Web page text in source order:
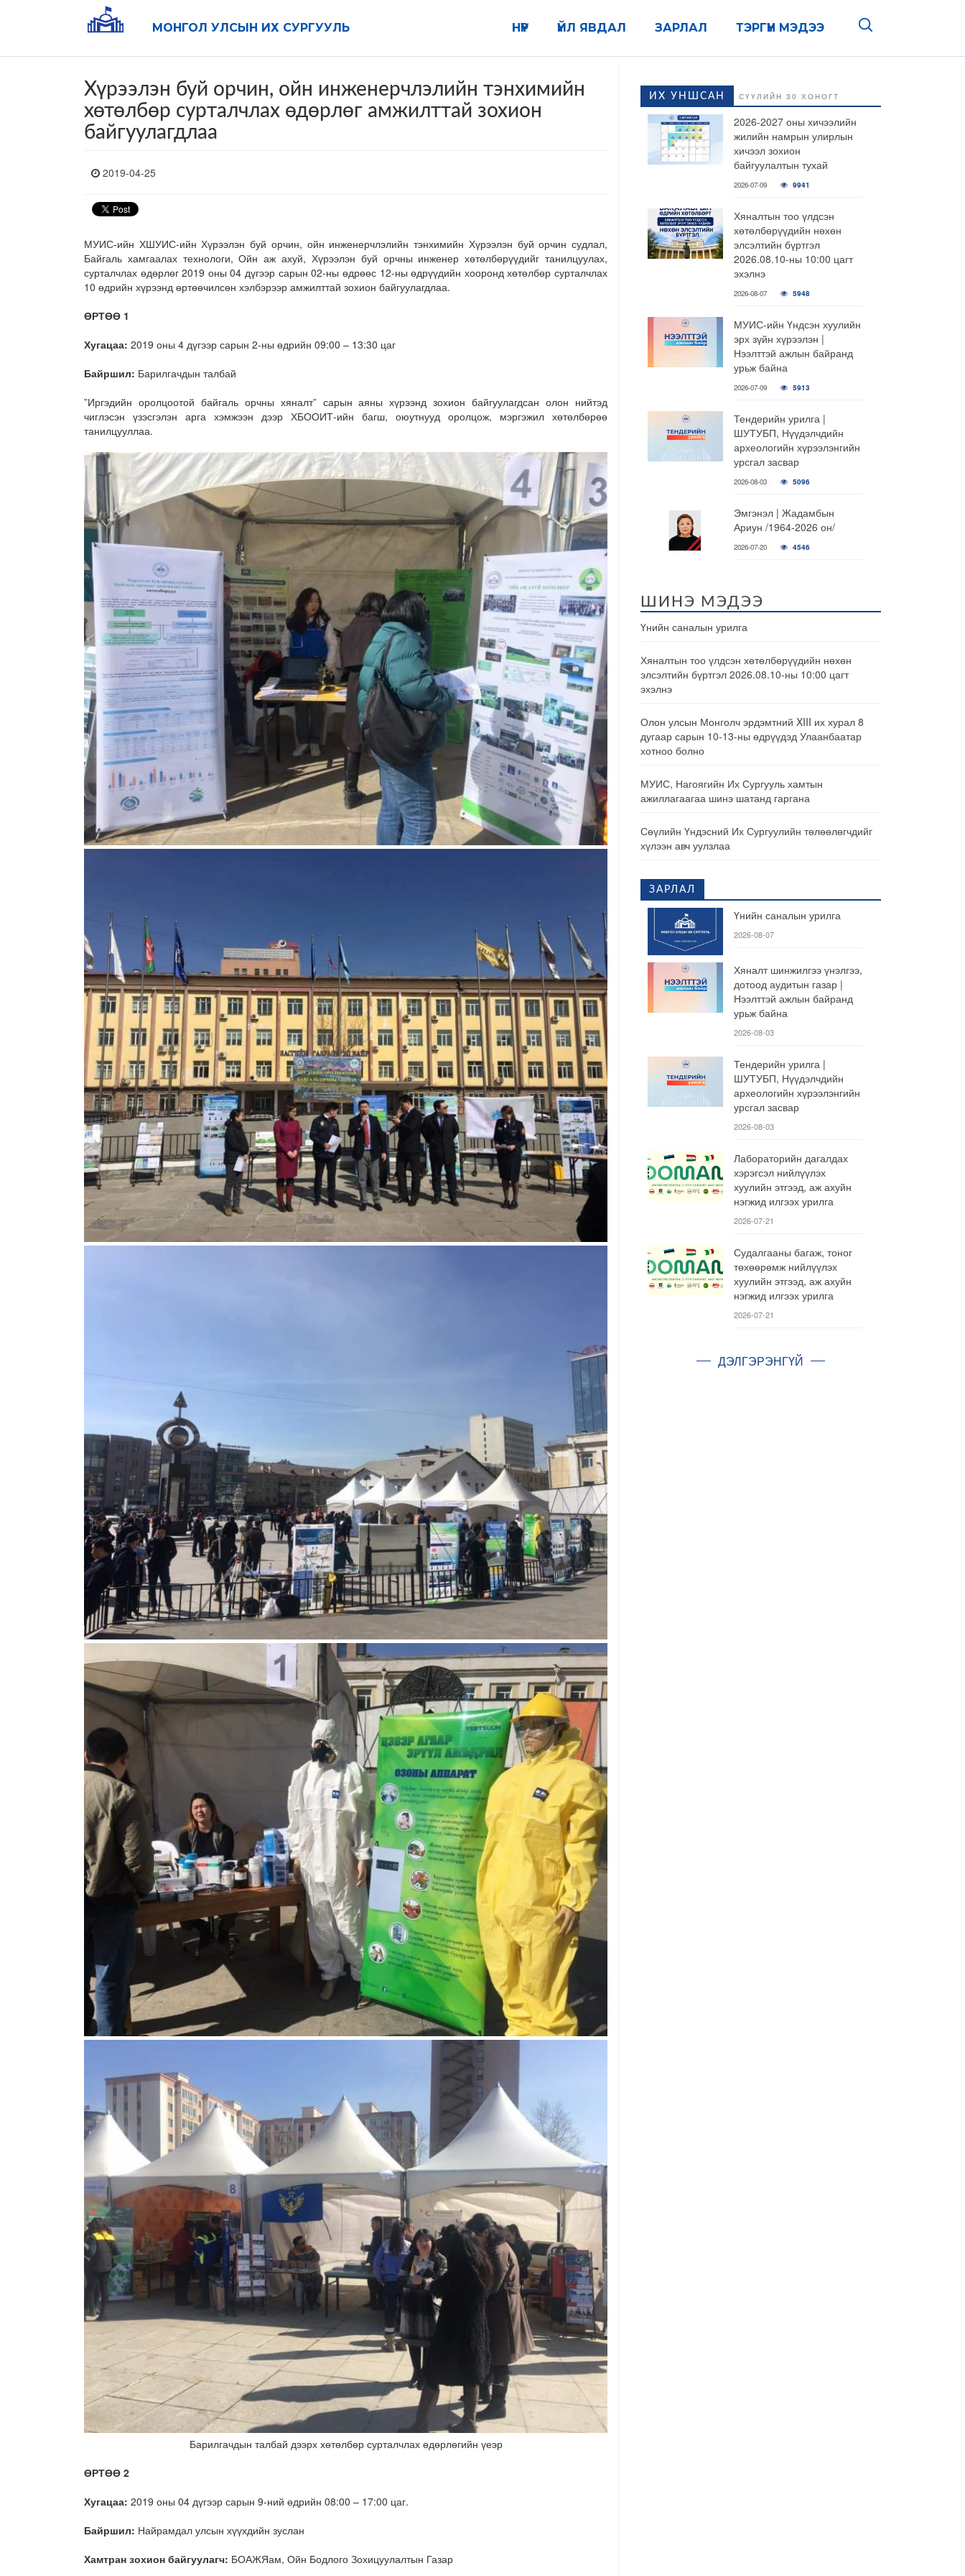
МОНГОЛ УЛСЫН ИХ СУРГУУЛЬ ТЭРГҮҮН МЭДЭЭ
ЗАРЛАЛ
ҮЙЛ ЯВДАЛ
НҮҮР
Хүрээлэн буй орчин, ойн инженерчлэлийн тэнхимийн
хөтөлбөр сурталчлах өдөрлөг амжилттай зохион
байгуулагдлаа
2019-04-25
МУИС-ийн ХШУИС-ийн Хүрээлэн буй орчин, ойн инженерчлэлийн тэнхимийн Хүрээлэн буй орчин судлал,
Байгаль хамгаалах технологи, Ойн аж ахуй, Хүрээлэн буй орчны инженер хөтөлбөрүүдийг танилцуулах,
сурталчлах өдөрлөг 2019 оны 04 дүгээр сарын 02-ны өдрөөс 12-ны өдрүүдийн хооронд хөтөлбөр сурталчлах
10 өдрийн хүрээнд өртөөчилсөн хэлбэрээр амжилттай зохион байгуулагдлаа.
ӨРТӨӨ 1
Хугацаа: 2019 оны 4 дүгээр сарын 2-ны өдрийн 09:00 – 13:30 цаг
Байршил: Барилгачдын талбай
”Иргэдийн оролцоотой байгаль орчны хяналт” сарын аяны хүрээнд зохион байгуулагдсан олон нийтэд
чиглэсэн үзэсгэлэн арга хэмжээн дээр ХБООИТ-ийн багш, оюутнууд оролцож, мэргэжил хөтөлбөрөө
танилцууллаа.
Барилгачдын талбай дээрх хөтөлбөр сурталчлах өдөрлөгийн үеэр
ӨРТӨӨ 2
Хугацаа: 2019 оны 04 дүгээр сарын 9-ний өдрийн 08:00 – 17:00 цаг.
Байршил: Найрамдал улсын хүүхдийн зуслан
Хамтран зохион байгуулагч: БОАЖЯам, Ойн Бодлого Зохицуулалтын Газар
ИХ УНШСАН СҮҮЛИЙН 30 ХОНОГТ
2026-2027 оны хичээлийн
жилийн намрын улирлын
хичээл зохион
байгуулалтын тухай
2026-07-09 9941
Хяналтын тоо үлдсэн
хөтөлбөрүүдийн нөхөн
элсэлтийн бүртгэл
2026.08.10-ны 10:00 цагт
эхэлнэ
2026-08-07 5948
МУИС-ийн Үндсэн хуулийн
эрх зүйн хүрээлэн |
Нээлттэй ажлын байранд
урьж байна
2026-07-09 5913
Тендерийн урилга |
ШУТУБП, Нүүдэлчдийн
археологийн хүрээлэнгийн
урсгал засвар
2026-08-03 5096
Эмгэнэл | Жадамбын
Ариун /1964-2026 он/
2026-07-20 4546
ШИНЭ МЭДЭЭ
Үнийн саналын урилга
Хяналтын тоо үлдсэн хөтөлбөрүүдийн нөхөн
элсэлтийн бүртгэл 2026.08.10-ны 10:00 цагт
эхэлнэ
Олон улсын Монголч эрдэмтний XIII их хурал 8
дугаар сарын 10-13-ны өдрүүдэд Улаанбаатар
хотноо болно
МУИС, Нагоягийн Их Сургууль хамтын
ажиллагаагаа шинэ шатанд гаргана
Сөүлийн Үндэсний Их Сургуулийн төлөөлөгчдийг
хүлээн авч уулзлаа
ЗАРЛАЛ
Үнийн саналын урилга
2026-08-07
Хяналт шинжилгээ үнэлгээ,
дотоод аудитын газар |
Нээлттэй ажлын байранд
урьж байна
2026-08-03
Тендерийн урилга |
ШУТУБП, Нүүдэлчдийн
археологийн хүрээлэнгийн
урсгал засвар
2026-08-03
Лабораторийн дагалдах
хэрэгсэл нийлүүлэх
хуулийн этгээд, аж ахуйн
нэгжид илгээх урилга
2026-07-21
Судалгааны багаж, тоног
төхөөрөмж нийлүүлэх
хуулийн этгээд, аж ахуйн
нэгжид илгээх урилга
2026-07-21
ДЭЛГЭРЭНГҮЙ